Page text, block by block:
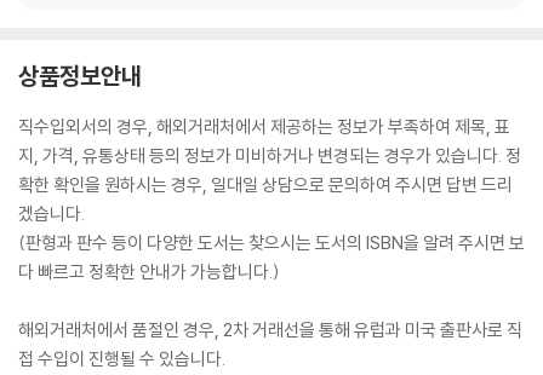
상품정보안내
직수입외서의 경우, 해외거래처에서 제공하는 정보가 부족하여 제목, 표
지, 가격, 유통상태 등의 정보가 미비하거나 변경되는 경우가 있습니다. 정
확한 확인을 원하시는 경우, 일대일 상담으로 문의하여 주시면 답변 드리
겠습니다.
(판형과 판수 등이 다양한 도서는 찾으시는 도서의 ISBN을 알려 주시면 보
다 빠르고 정확한 안내가 가능합니다.)
해외거래처에서 품절인 경우, 2차 거래선을 통해 유럽과 미국 출판사로 직
접 수입이 진행될 수 있습니다.